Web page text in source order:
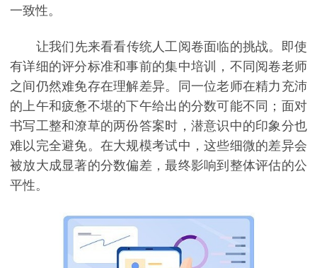
一致性。
让我们先来看看传统人工阅卷面临的挑战。即使
有详细的评分标准和事前的集中培训，不同阅卷老师
之间仍然难免存在理解差异。同一位老师在精力充沛
的上午和疲惫不堪的下午给出的分数可能不同；面对
书写工整和潦草的两份答案时，潜意识中的印象分也
难以完全避免。在大规模考试中，这些细微的差异会
被放大成显著的分数偏差，最终影响到整体评估的公
平性。